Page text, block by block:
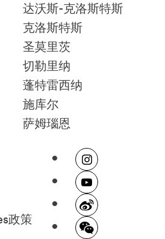
达沃斯-克洛斯特斯
克洛斯特斯
圣莫里茨
切勒里纳
蓬特雷西纳
施库尔
萨姆瑙恩
政策